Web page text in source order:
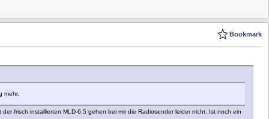
Bookmark
mehr.
frisch installierten MLD-6.5 gehen bei mir die Radiosender leider nicht. Ist noch ein